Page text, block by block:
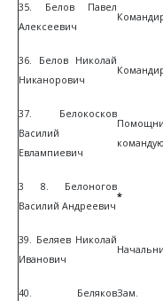
35. Белов Павел
Алексеевич
36. Белов Николай
Никанорович
37. Белокосков
Василий
Евлампиевич
3 8. Белоногов
Василий Андреевич
*
39. Беляев Николай
Иванович
40. БеляковЗам.